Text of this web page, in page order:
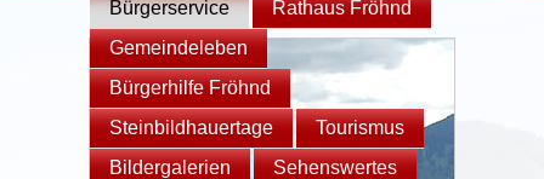
Bürgerservice
Rathaus Fröhnd
Gemeindeleben
Bürgerhilfe Fröhnd
Steinbildhauertage
Tourismus
Bildergalerien
Sehenswertes